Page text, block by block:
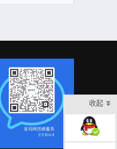
收起
在线客服